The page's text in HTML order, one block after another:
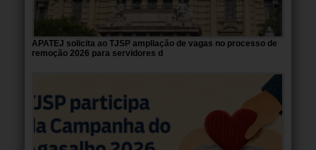
APATEJ solicita ao TJSP ampliação de vagas no processo de
remoção 2026 para servidores d